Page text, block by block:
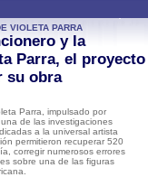
VIOLETA PARRA
y la
Parra, el proyecto
su obra
Parra, impulsado por
de las investigaciones
a la universal artista
permitieron recuperar 520
corregir numerosos errores
sobre una de las figuras